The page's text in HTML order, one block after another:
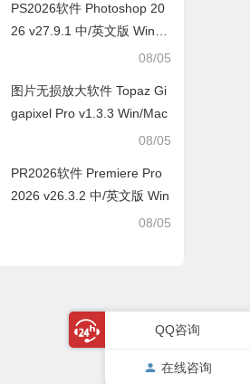
PS2026软件 Photoshop 20
26 v27.9.1 中/英文版 Win/M
08/05
图片无损放大软件 Topaz Gi
gapixel Pro v1.3.3 Win/Mac
08/05
PR2026软件 Premiere Pro
2026 v26.3.2 中/英文版 Win
08/05
QQ咨询
在线咨询